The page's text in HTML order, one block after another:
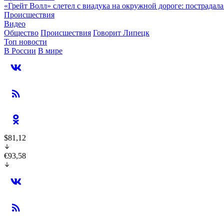
«Грейт Волл» слетел с виадука на окружной дороге:
Происшествия
Видео
Общество Происшествия Говорит Липецк
Топ новости
В России В мире
$81,12
€93,58